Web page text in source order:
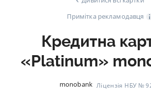
Примітка рекламодавця
Кредитна
«Platinum»
monobank Ліцензія НБУ №